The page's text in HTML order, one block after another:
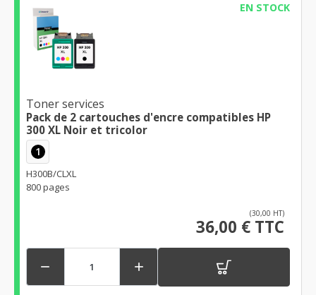
EN STOCK
Toner services
Pack de 2 cartouches d'encre compatibles HP
300 XL Noir et tricolor
1
H300B/CLXL
800 pages
(30,00 HT)
36,00 € TTC
 